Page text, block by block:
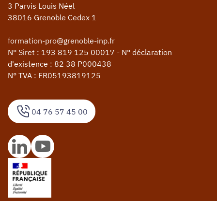
04 76 57 45 00
3 Parvis Louis Néel
38016 Grenoble Cedex 1
formation-pro@grenoble-inp.fr
N° Siret : 193 819 125 00017 - N° déclaration
d'existence : 82 38 P000438
N° TVA : FR05193819125